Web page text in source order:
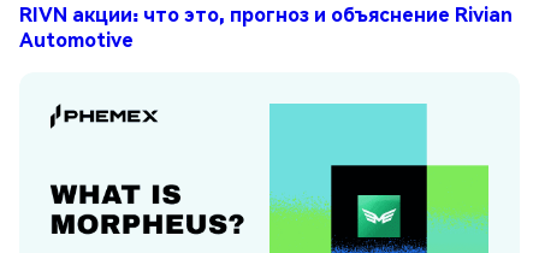
RIVN акции: что это, прогноз и объяснение Rivian
Automotive